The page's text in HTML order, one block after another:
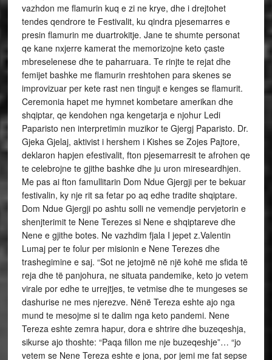
vazhdon me flamurin kuq e zi ne krye, dhe i drejtohet
tendes qendrore te Festivalit, ku qindra pjesemarres e
presin flamurin me duartrokitje. Jane te shumte personat
qe kane nxjerre kamerat the memorizojne keto çaste
mbreselenese dhe te paharruara. Te rinjte te rejat dhe
femijet bashke me flamurin rreshtohen para skenes se
improvizuar per kete rast nen tingujt e kenges se flamurit.
Ceremonia hapet me hymnet kombetare amerikan dhe
shqiptar, qe kendohen nga kengetarja e njohur Ledi
Paparisto nen interpretimin muzikor te Gjergj Paparisto. Dr.
Gjeka Gjelaj, aktivist i hershem i Kishes se Zojes Pajtore,
deklaron hapjen efestivalit, fton pjesemarresit te afrohen qe
te celebrojne te gjithe bashke dhe ju uron mireseardhjen.
Me pas ai fton famullitarin Dom Ndue Gjergji per te bekuar
festivalin, ky nje rit sa fetar po aq edhe tradite shqiptare.
Dom Ndue Gjergji po ashtu solli ne vemendje pervjetorin e
shenjterimit te Nene Terezes si Nene e shqiptareve dhe
Nene e gjithe botes. Ne vazhdim fjala I jepet z.Valentin
Lumaj per te folur per misionin e Nene Terezes dhe
trashegimine e saj. “Sot ne jetojmë në një kohë me sfida të
reja dhe të panjohura, ne situata pandemike, keto jo vetem
virale por edhe te urrejtjes, te vetmise dhe te mungeses se
dashurise ne mes njerezve. Nënë Tereza eshte ajo nga
mund te mesojme si te dalim nga keto pandemi. Nene
Tereza eshte zemra hapur, dora e shtrire dhe buzeqeshja,
sikurse ajo thoshte: “Paqa fillon me nje buzeqeshje”… “jo
vetem se Nene Tereza eshte e jona, por jemi me fat sepse